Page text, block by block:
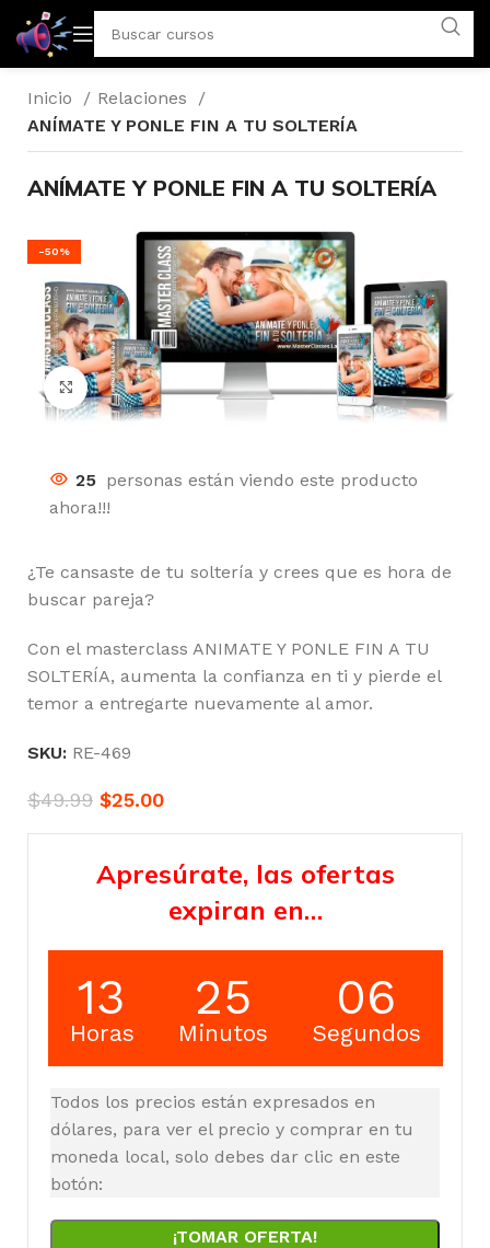
Inicio
Relaciones
ANÍMATE Y PONLE FIN A TU SOLTERÍA
ANÍMATE Y PONLE FIN A TU SOLTERÍA
-50%
Click to enlarge
25 personas están viendo este producto
ahora!!!
¿Te cansaste de tu soltería y crees que es hora de
buscar pareja?
Con el masterclass ANIMATE Y PONLE FIN A TU
SOLTERÍA, aumenta la confianza en ti y pierde el
temor a entregarte nuevamente al amor.
SKU: RE-469
$49.99 $25.00
Apresúrate, las ofertas
expiran en…
13
Horas
25
Minutos
05
Segundos
Todos los precios están expresados en
dólares, para ver el precio y comprar en tu
moneda local, solo debes dar clic en este
botón:
¡TOMAR OFERTA!